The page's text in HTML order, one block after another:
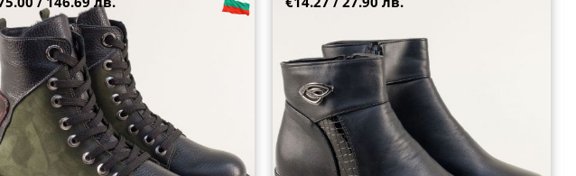
кожа дамски боти в зелено и черно
k222ps
Комфортни дамски боти на клин ходило с цип
39